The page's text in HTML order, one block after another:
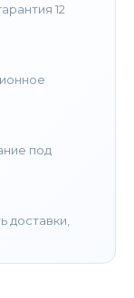
12
под
доставки,